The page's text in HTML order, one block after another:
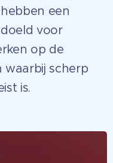
een
voor
op de
scherp
is.